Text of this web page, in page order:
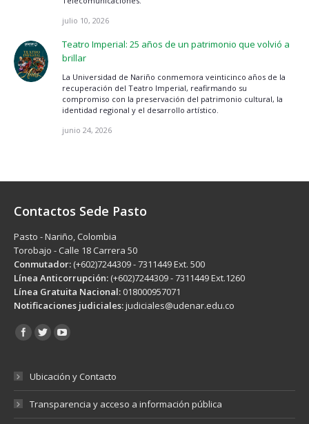
julio 10, 2026
Teatro Imperial: 25 años de un patrimonio que volvió a
brillar
La Universidad de Nariño conmemora veinticinco años de la
recuperación del Teatro Imperial, reafirmando su
compromiso con la preservación del patrimonio cultural, la
identidad regional y el desarrollo artístico.
junio 24, 2026
Contactos Sede Pasto
Pasto - Nariño, Colombia
Torobajo - Calle 18 Carrera 50
Conmutador: (+602)7244309 - 7311449 Ext. 500
Línea Anticorrupción: (+602)7244309 - 7311449 Ext.1260
Línea Gratuita Nacional: 018000957071
Notificaciones judiciales:judiciales@udenar.edu.co
Encuéntranos en:
Ubicación y Contacto
Transparencia y acceso a información pública